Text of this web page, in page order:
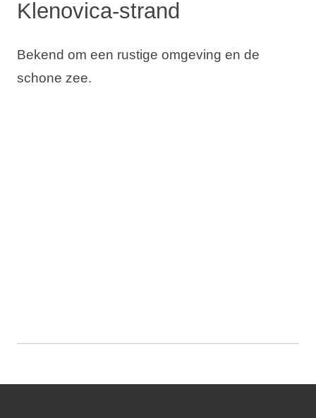
Klenovica-strand
Bekend om een rustige omgeving en de
schone zee.